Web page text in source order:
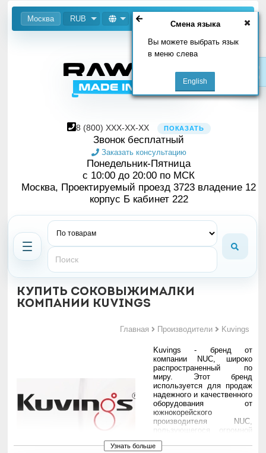
Москва RUB
Смена языка
Вы можете выбрать язык
в меню слева
8 (800) XXX-XX-XX ПОКАЗАТЬ
Звонок бесплатный
Заказать консультацию
Понедельник-Пятница
с 10:00 до 20:00 по МСК
Москва, Проектируемый проезд 3723 владение 12
корпус Б кабинет 222
Купить соковыжималки
компании Kuvings
Главная Производители Kuvings
Kuvings - бренд от
компании NUC, широко
распространенный по
миру. Этот бренд
используется для продаж
надежного и качественного
оборудования от
южнокорейского
производителя NUC,
пользующегося огромной
популярностью во всем
мире.
Узнать больше